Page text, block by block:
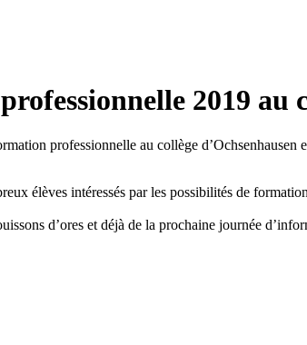
2019 au
professionnelle au collège
élèves intéressés par les possibilités de
d’ores et déjà de la prochaine journée